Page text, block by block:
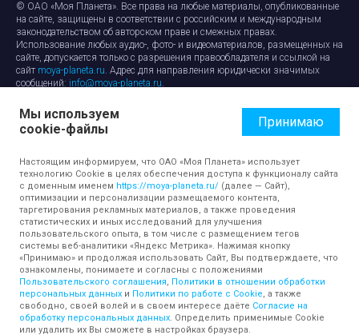
© ОАО «Моя Планета». Все права на любые материалы, опубликованные
на сайте, защищены в соответствии с российским и международным
законодательством об авторском праве и смежных правах.
Использование любых аудио-, фото- и видеоматериалов, размещенных на
сайте, допускается только с разрешения правообладателя и ссылкой на
сайт moya-planeta.ru. Адрес для направления юридически значимых
сообщений: info@moya-planeta.ru.
Правила сайтаРабота с cookie-файлами
Защита персональных данных
Обработка персональных данных
Мы используем
cookie-файлы
Принимаю
Настоящим информируем, что ОАО «Моя Планета» использует
технологию Cookie в целях обеспечения доступа к функционалу сайта
с доменным именем https://moya-planeta.ru/ (далее — Сайт),
оптимизации и персонализации размещаемого контента,
таргетирования рекламных материалов, а также проведения
статистических и иных исследований для улучшения
пользовательского опыта, в том числе с размещением тегов
системы веб-аналитики «Яндекс Метрика». Нажимая кнопку
«Принимаю» и продолжая использовать Сайт, Вы подтверждаете, что
ознакомлены, понимаете и согласны с положениями
Пользовательского соглашения, Политики в отношении обработки
персональных данных и Политики по работе с Cookie, а также
свободно, своей волей и в своем интересе даёте Согласие на
обработку персональных данных. Определить применимые Cookie
или удалить их Вы сможете в настройках браузера.